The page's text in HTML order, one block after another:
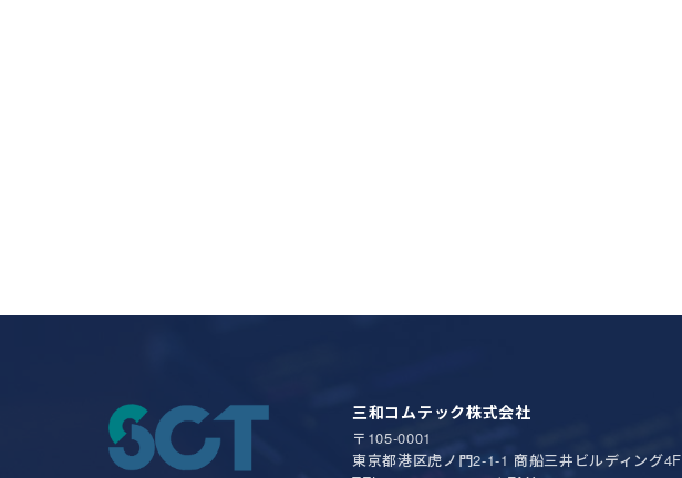
三和コムテック株式会社
〒105-0001
東京都港区虎ノ門2-1-1商船三井ビルディング4F